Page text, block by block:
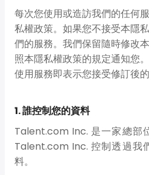
每次您使用或造訪我們的任何
私權政策。如果您不接受本隱
們的服務。我們保留隨時修改
照本隱私權政策的規定通知您
使用服務即表示您接受修訂後的
1. 誰控制您的資料
Talent.com Inc. 是一家總部
Talent.com Inc. 控制透過我
料。